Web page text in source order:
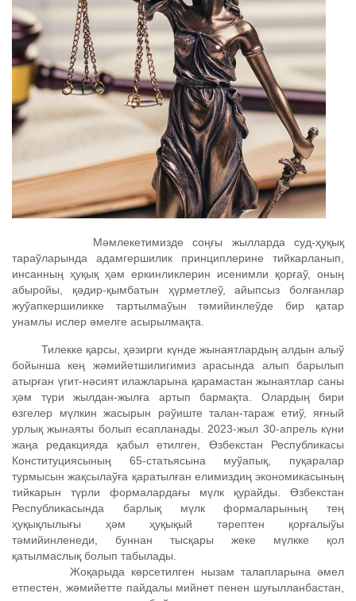
Мǝмлекетимизде соңғы жылларда суд-ҳуқық
тараўларында адамгершилик принциплерине тийкарланып,
инсанның ҳуқық ҳǝм еркинликлерин исенимли қорғаў, оның
абыройы, қǝдир-қымбатын ҳүрметлеў, айыпсыз болғанлар
жуўапкершиликке тартылмаўын тǝмийинлеўде бир қатар
унамлы ислер ǝмелге асырылмақта.
Тилекке қарсы, ҳǝзирги күнде жынаятлардың алдын алыў
бойынша кең жǝмийетшилигимиз арасында алып барылып
атырған үгит-нǝсият илажларына қарамастан жынаятлар саны
ҳǝм түри жылдан-жылға артып бармақта. Олардың бири
өзгелер мүлкин жасырын рǝўиште талан-тараж етиў, яғный
урлық жынаяты болып есапланады. 2023-жыл 30-апрель күни
жаңа редакцияда қабыл етилген, Өзбекстан Республикасы
Конституциясының 65-статьясына муўапық, пуқаралар
турмысын жақсылаўға қаратылған елимиздиң экономикасының
тийкарын түрли формалардағы мүлк қурайды. Өзбекстан
Республикасында барлық мүлк формаларының тең
ҳуқықлылығы ҳǝм ҳуқықый тǝрептен қорғалыўы
тǝмийинленеди, буннан тысқары жеке мүлкке қол
қатылмаслық болып табылады.
Жоқарыда көрсетилген нызам талапларына ǝмел
етпестен, жǝмийетте пайдалы мийнет пенен шуғылланбастан,